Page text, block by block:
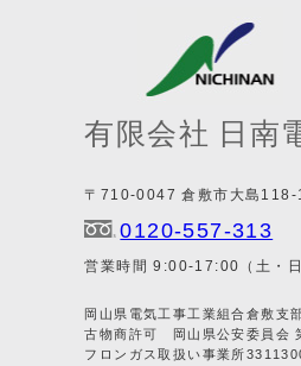
有限会社 日南
〒710-0047 倉敷市大島118-
0120-557-313
営業時間 9:00-17:00（土・日
岡山県電気工事工業組合倉敷支
古物商許可 岡山県公安委員会
フロンガス取扱い事業所